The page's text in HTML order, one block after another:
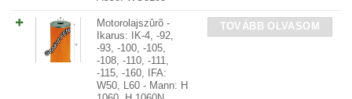
Motorolajszûrõ -
Ikarus: IK-4, -92,
-93, -100, -105,
-108, -110, -111,
-115, -160, IFA:
W50, L60 - Mann: H
TOVÁBB OLVASOM